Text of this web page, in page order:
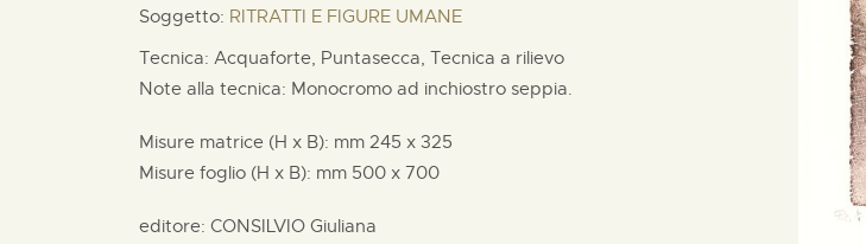
Soggetto: RITRATTI E FIGURE UMANE
Tecnica: Acquaforte, Puntasecca, Tecnica a rilievo
Note alla tecnica: Monocromo ad inchiostro seppia.
Misure matrice (H x B): mm 245 x 325
Misure foglio (H x B): mm 500 x 700
editore: CONSILVIO Giuliana